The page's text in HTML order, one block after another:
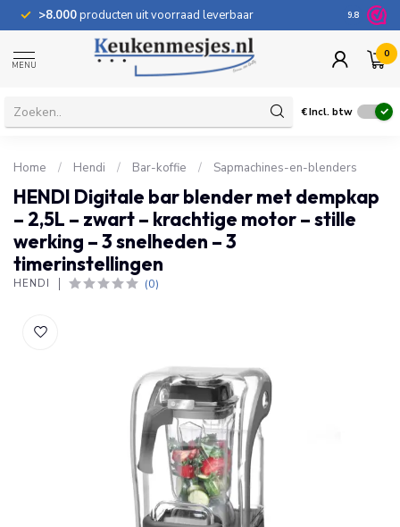
>8.000producten uit voorraad leverbaar 100
9.8
MENU
0
€Incl. btw
Home / Hendi / Bar-koffie / Sapmachines-en-blenders
HENDI Digitale bar blender met dempkap
– 2,5L – zwart – krachtige motor – stille
werking – 3 snelheden – 3
timerinstellingen
HENDI (0)